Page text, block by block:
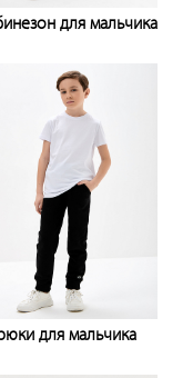
для мальчика
для мальчика